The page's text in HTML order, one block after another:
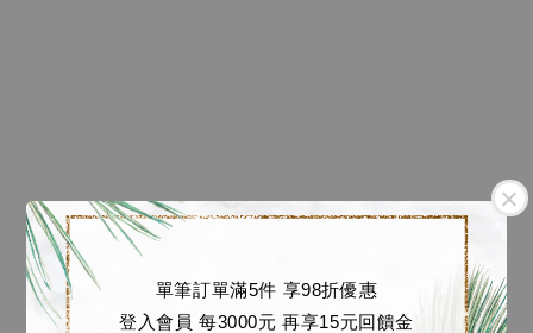
單筆訂單滿5件 享98折優惠
登入會員 每3000元 再享15元回饋金